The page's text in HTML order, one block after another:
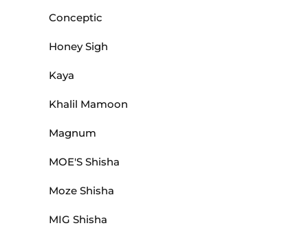
Conceptic
Honey Sigh
Kaya
Khalil Mamoon
Magnum
MOE'S Shisha
Moze Shisha
MIG Shisha